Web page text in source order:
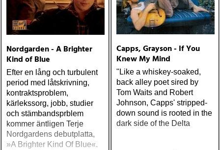
Nordgarden - A Brighter
Kind of Blue
Efter en lång och turbulent
period med låtskrivning,
kontraktsproblem,
kärlekssorg, jobb, studier
och stämbandsprblem
kommer äntligen Terje
Nordgardens debutplatta,
»A Brighter Kind Of Blue«.
Capps, Grayson - If You
Knew My Mind
"Like a whiskey-soaked,
back alley poet sired by
Tom Waits and Robert
Johnson, Capps' stripped-
down sound is rooted in the
dark side of the Delta